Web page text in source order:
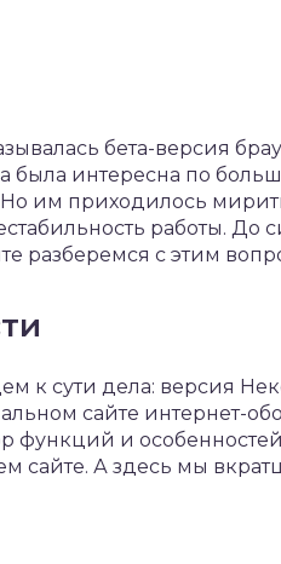
бета-версия
была интересна по
Но им приходилось
работы.
разберемся с этим
к сути дела: версия
сайте интернет-
функций и
сайте. А здесь мы